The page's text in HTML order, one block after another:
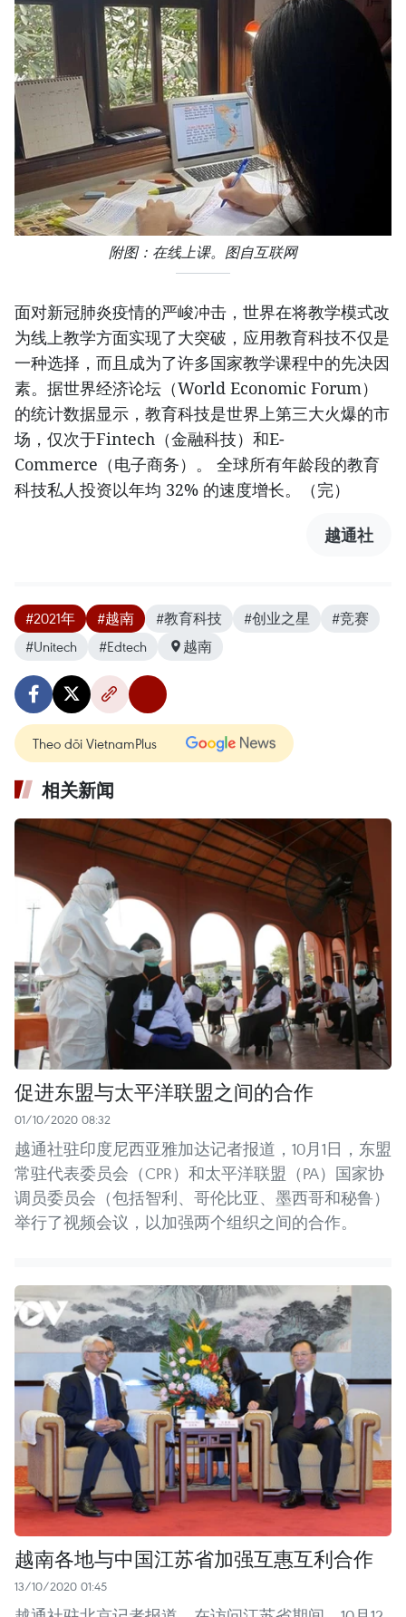
附图：在线上课。图自互联网
面对新冠肺炎疫情的严峻冲击，世界在将教学模式改
为线上教学方面实现了大突破，应用教育科技不仅是
一种选择，而且成为了许多国家教学课程中的先决因
素。据世界经济论坛（World Economic Forum）
的统计数据显示，教育科技是世界上第三大火爆的市
场，仅次于Fintech（金融科技）和E-
Commerce（电子商务）。 全球所有年龄段的教育
科技私人投资以年均 32% 的速度增长。（完）
越通社
#2021年 #越南 #教育科技 #创业之星
#竞赛
#Unitech
#Edtech 越南
Theo dõi VietnamPlus
相关新闻
促进东盟与太平洋联盟之间的合作
01/10/2020 08:32
越通社驻印度尼西亚雅加达记者报道，10月1日，东盟
常驻代表委员会（CPR）和太平洋联盟（PA）国家协
调员委员会（包括智利、哥伦比亚、墨西哥和秘鲁）
举行了视频会议，以加强两个组织之间的合作。
越南各地与中国江苏省加强互惠互利合作
13/10/2020 01:45